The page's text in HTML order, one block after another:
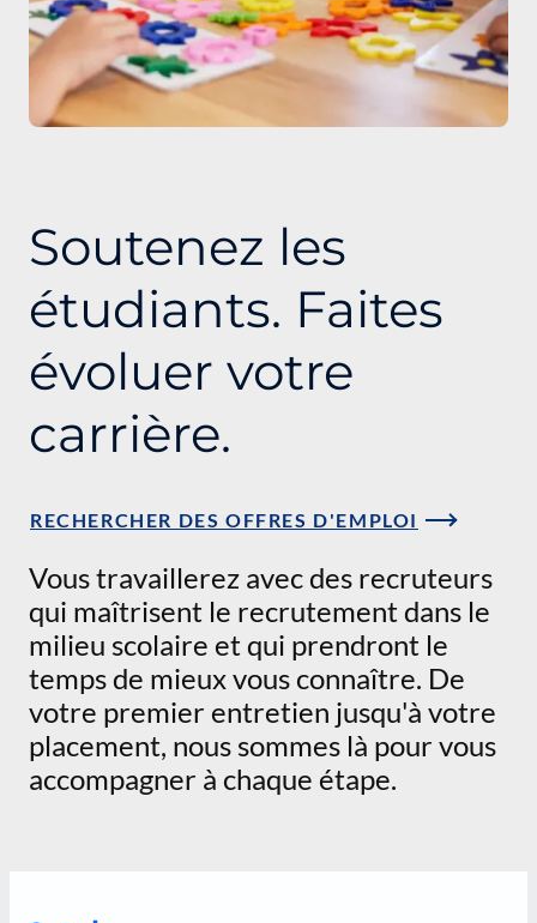
Soutenez les
étudiants. Faites
évoluer votre
carrière.
RECHERCHER DES OFFRES D'EMPLOI
Vous travaillerez avec des recruteurs
qui maîtrisent le recrutement dans le
milieu scolaire et qui prendront le
temps de mieux vous connaître. De
votre premier entretien jusqu'à votre
placement, nous sommes là pour vous
accompagner à chaque étape.